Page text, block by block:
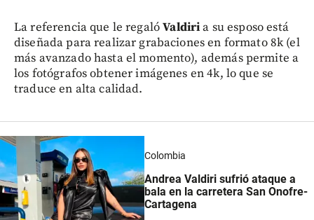
La referencia que le regalóValdiria su esposoestá
diseñada para realizar grabaciones en formato 8k (el
más avanzado hasta el momento), además permite a
los fotógrafos obtener imágenes en 4k, lo que se
traduce en alta calidad.
Colombia
Andrea Valdiri sufrió ataque a
bala en la carretera San Onofre-
Cartagena